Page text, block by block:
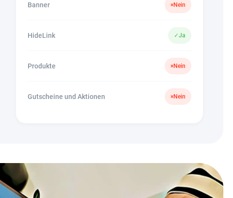
Banner ×Nein
HideLink ✓Ja
Produkte ×Nein
Gutscheine und Aktionen ×Nein